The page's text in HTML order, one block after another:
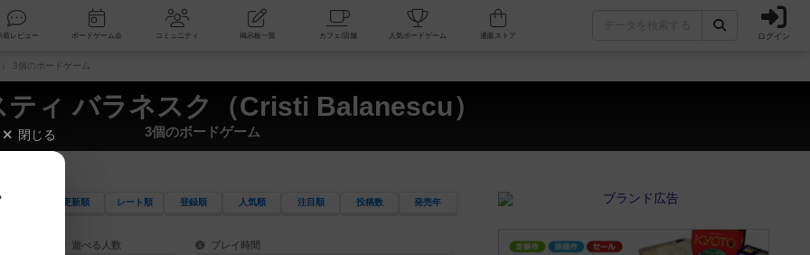
新着レビュー ボードゲーム会 コミュニティ 掲示板一覧 カフェ/店舗 人気ボードゲーム ログイン
3個のボードゲーム
ティ バラネスク（Cristi Balanescu）
3個のボードゲーム
更新順 レート順 登録順 人気順 注目順 投稿数 発売年
ード検索ができます。
索できます。 プレイ対象人数に含まれるボードゲームを指定します。
遊べる人数 目安となる所要時間を指定することができます。マニュアルを読む時間や参加者へのルール説明時間は含まれていないため、初めて
プレイ時間
閉じる